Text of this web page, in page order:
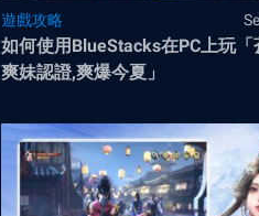
遊戲攻略
如何使用BlueStacks在PC上玩
爽妹認證,爽爆今夏」